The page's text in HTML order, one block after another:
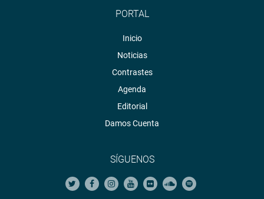
PORTAL
Inicio
Noticias
Contrastes
Agenda
Editorial
Damos Cuenta
SÍGUENOS